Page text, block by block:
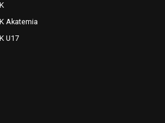
Akatemia
U17